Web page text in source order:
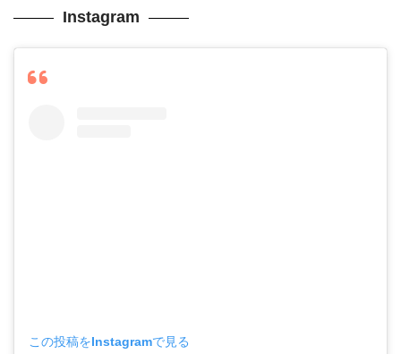
Instagram
この投稿をInstagramで見る